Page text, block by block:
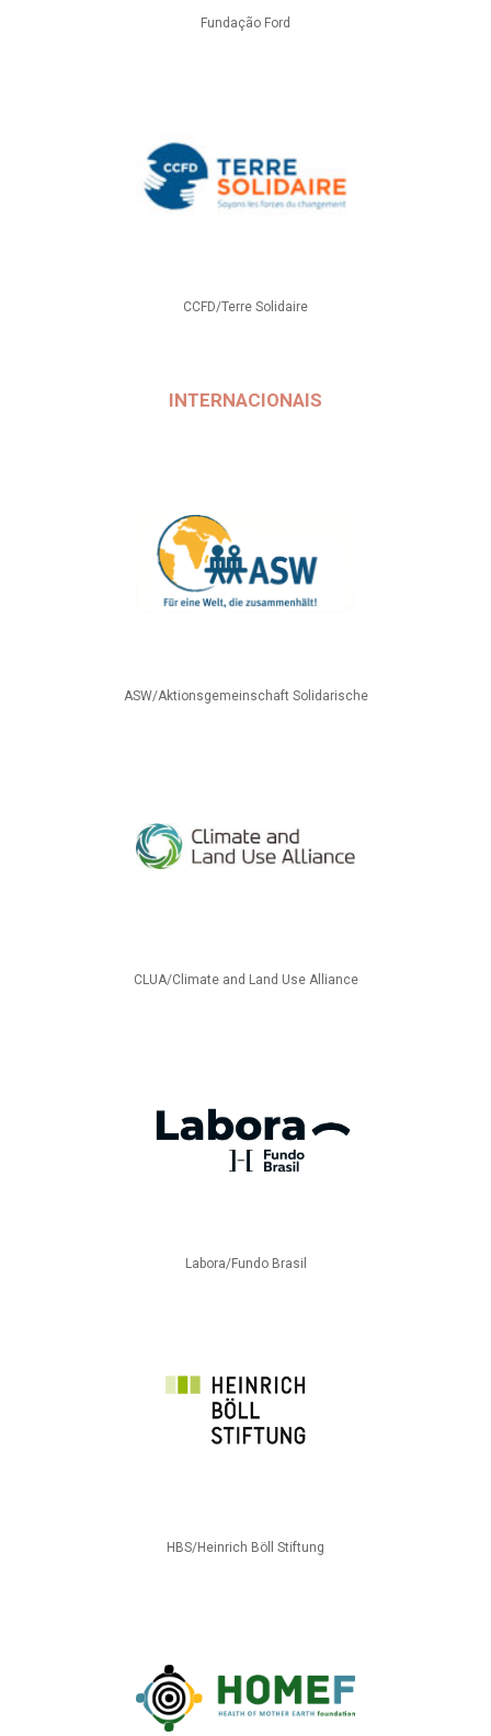
Fundação Ford
CCFD/Terre Solidaire
INTERNACIONAIS
ASW/Aktionsgemeinschaft Solidarische
CLUA/Climate and Land Use Alliance
Labora/Fundo Brasil
HBS/Heinrich Böll Stiftung